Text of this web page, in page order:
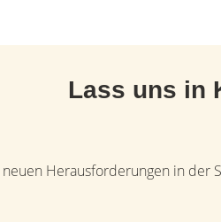
Lass uns in
Herausforderungen in